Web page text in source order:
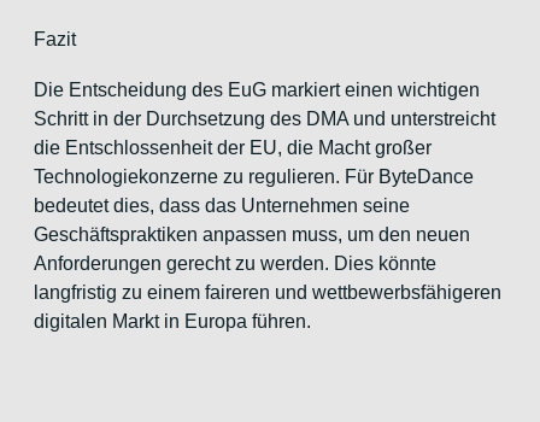
Fazit
Die Entscheidung des EuG markiert einen wichtigen
Schritt in der Durchsetzung des DMA und unterstreicht
die Entschlossenheit der EU, die Macht großer
Technologiekonzerne zu regulieren. Für ByteDance
bedeutet dies, dass das Unternehmen seine
Geschäftspraktiken anpassen muss, um den neuen
Anforderungen gerecht zu werden. Dies könnte
langfristig zu einem faireren und wettbewerbsfähigeren
digitalen Markt in Europa führen.